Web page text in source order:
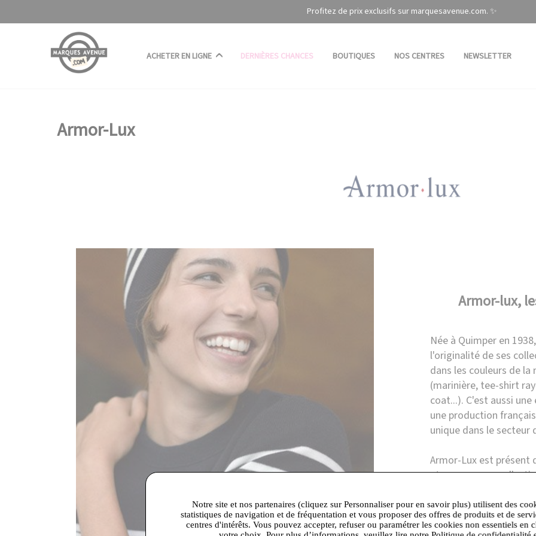
Profitez de prix exclusifs sur marquesavenue.com. ✨
ACHETER EN LIGNE DERNIÈRES CHANCES BOUTIQUES NOS CENTRES NEWSLETTER
Armor-Lux
Armor-lux,
Née à Quimper en
l'originalité de ses
dans les couleurs de
(marinière, tee-shirt
coat...). C'est aussi
une production
unique dans le
Armor-Lux est présent
et propose ses
Notre site et nos partenaires (cliquez sur Personnaliser pour en savoir plus) utilisent des
statistiques de navigation et de fréquentation et vous proposer des offres de produits et de
centres d'intérêts. Vous pouvez accepter, refuser ou paramétrer les cookies non essentiels en